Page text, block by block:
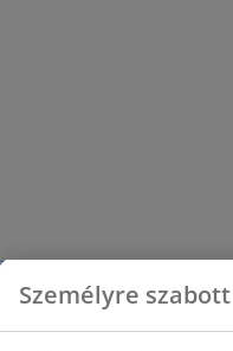
Személyre